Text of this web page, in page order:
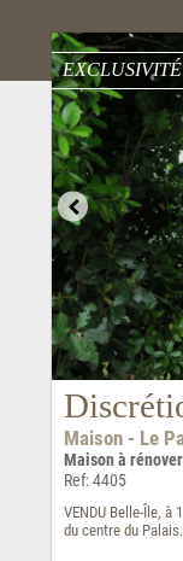
EXCLUSIVITÉ
Maison - Le
Maison à
Ref: 4405
VENDU Belle-Île, à
du centre du